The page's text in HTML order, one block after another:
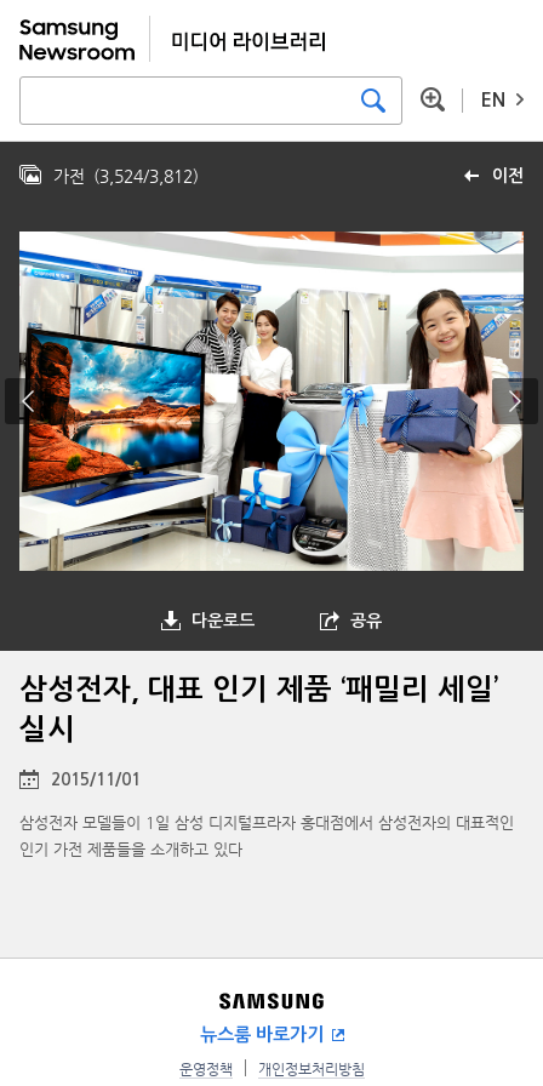
EN
이전
가전 (3,524/3,812)
다운로드 공유
삼성전자, 대표 인기 제품 ‘패밀리 세일’
실시
2015/11/01
삼성전자 모델들이 1일 삼성 디지털프라자 홍대점에서 삼성전자의 대표적인
인기 가전 제품들을 소개하고 있다
뉴스룸 바로가기
운영정책 개인정보처리방침